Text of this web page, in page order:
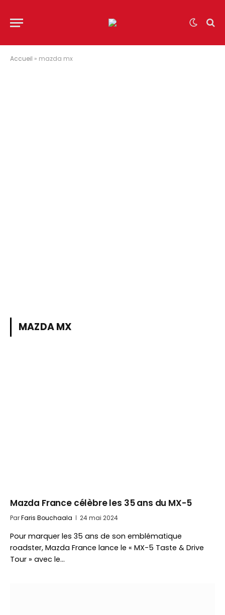
Accueil » mazda mx
MAZDA MX
Mazda France célèbre les 35 ans du MX-5
ParFaris Bouchaala 24 mai 2024
Pour marquer les 35 ans de son emblématique
roadster, Mazda France lance le « MX-5 Taste & Drive
Tour » avec le…